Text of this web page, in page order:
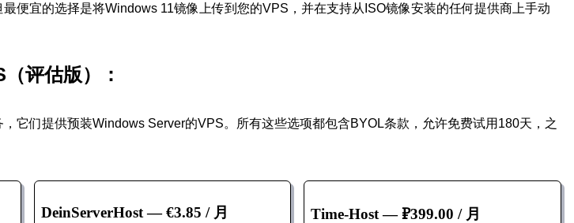
便宜的选择是将Windows 11镜像上传到您的VPS，并在支持从ISO镜像安装的任何提供商上手动
评估版）：
它们提供预装Windows Server的VPS。所有这些选项都包含BYOL条款，允许免费试用180天，之
DeinServerHost— €3.85 / 月 Time-Host— ₽399.00 / 月